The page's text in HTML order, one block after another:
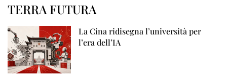
TERRA FUTURA
La Cina ridisegna l’università per
l’era dell’IA